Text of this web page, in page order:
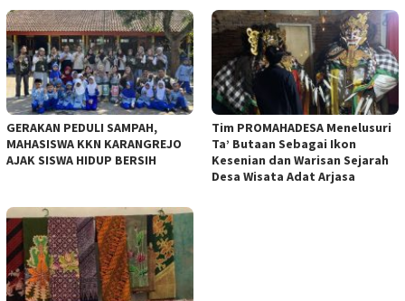
GERAKAN PEDULI SAMPAH,
MAHASISWA KKN KARANGREJO
AJAK SISWA HIDUP BERSIH
Tim PROMAHADESA Menelusuri
Ta’ Butaan Sebagai Ikon
Kesenian dan Warisan Sejarah
Desa Wisata Adat Arjasa